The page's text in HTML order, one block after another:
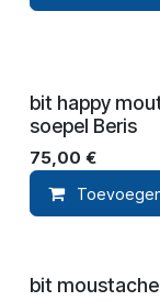
bit happy
soepel Beris
75,00 €
bit